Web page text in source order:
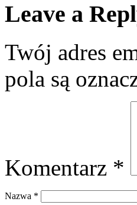
Leave a
Twój adres
pola są
Komentarz *
Nazwa *